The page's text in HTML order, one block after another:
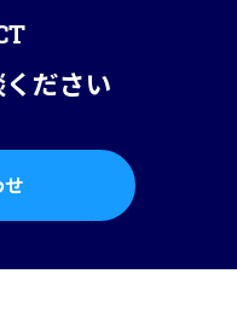
ださい